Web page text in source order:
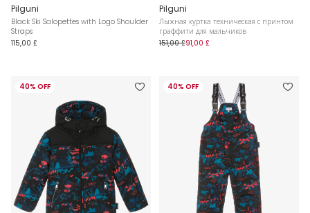
Pilguni
Black Ski Salopettes with Logo Shoulder
Straps
115,00 £
Pilguni
Лыжная куртка техническая с принтом
граффити для мальчиков
151,00 £91,00 £
40% OFF 40% OFF